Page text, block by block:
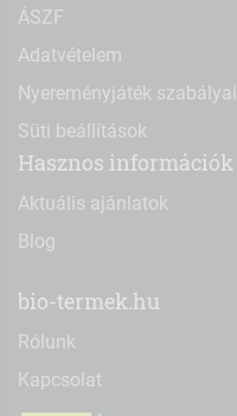
ÁSZF
Adatvételem
Nyereményjáték szabályai
Süti beállítások
Hasznos információk
Aktuális ajánlatok
Blog
bio-termek.hu
Rólunk
Kapcsolat